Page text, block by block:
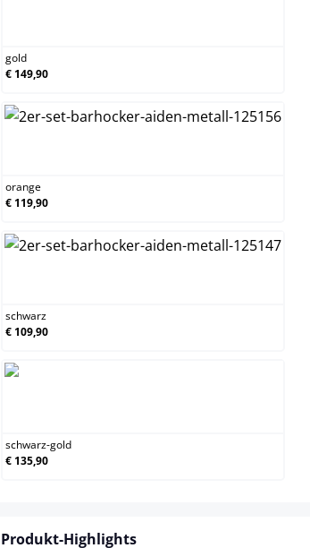
gold
€ 149,90
orange
€ 119,90
schwarz
€ 109,90
schwarz-gold
€ 135,90
Produkt-Highlights